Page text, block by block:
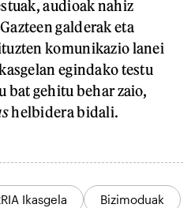
audioak nahiz
galderak eta
komunikazio lanei
egindako testu
bat gehitu behar zaio,
helbidera bidali.
Ikasgela
Bizimoduak